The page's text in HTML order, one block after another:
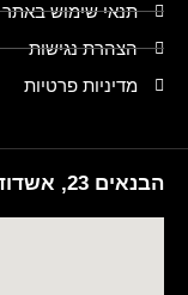
תנאי שימוש באתר
הצהרת נגישות
מדיניות פרטיות
הבנאים 23, אשדוד